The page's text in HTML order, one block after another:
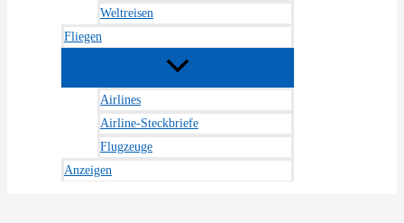
Weltreisen
Fliegen
Airlines
Airline-Steckbriefe
Flugzeuge
Anzeigen